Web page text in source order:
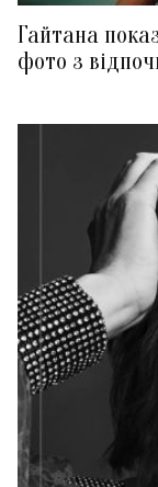
Гайтана
фото з